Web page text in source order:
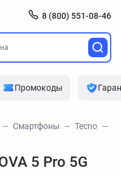
8 (800) 551-08-46
Промокоды
Смартфоны
Tecno
5 Pro 5G